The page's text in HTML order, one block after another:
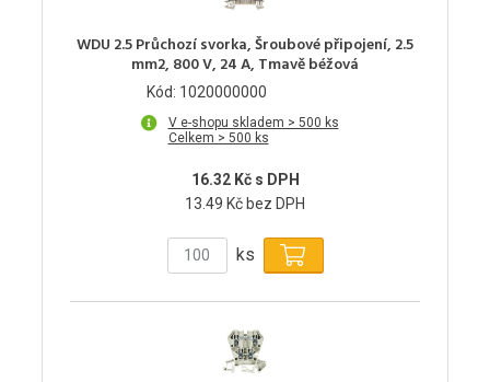
WDU 2.5 Průchozí svorka, Šroubové připojení, 2.5
mm2, 800 V, 24 A, Tmavě béžová
Kód: 1020000000
V e-shopu skladem > 500 ks
Celkem > 500 ks
16.32 Kč s DPH
13.49 Kč bez DPH
ks